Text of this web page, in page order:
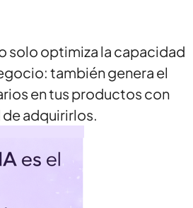
solo optimiza la capacidad
también genera el
en tus productos con
de adquirirlos.